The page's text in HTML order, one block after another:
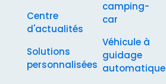
Centre
d'actualités
Solutions
personnalisées
camping-
car
Véhicule à
guidage
automatique